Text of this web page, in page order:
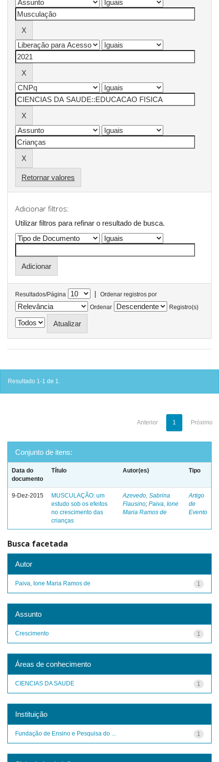
Retornar valores
Adicionar filtros:
Utilizar filtros para refinar o resultado de busca.
Resultados/Página |
Ordenar registros por
Ordenar
Registro(s)
Resultado 1-1 de 1.
Anterior 1 Próximo
Conjunto de itens:
Data do
documento
Título Autor(es) Tipo
9-Dez-2015
MUSCULAÇÃO: um
estudo sob os efeitos
no crescimento das
crianças
Azevedo, Sabrina
Flausino; Paiva, Ione
Maria Ramos de
Artigo
de
Evento
Busca facetada
Autor
1
Paiva, Ione Maria Ramos de
Assunto
1
Crescimento
Áreas de conhecimento
1
CIENCIAS DA SAUDE
Instituição
1
Fundação de Ensino e Pesquisa do ...